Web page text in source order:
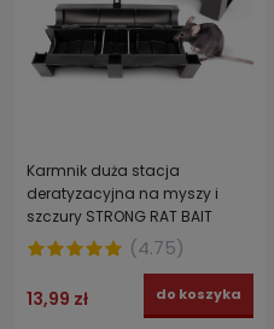
Karmnik duża stacja
deratyzacyjna na myszy i
szczury STRONG RAT BAIT
TUNNEL 33,5 cm(4.75)
13,99 zł do koszyka